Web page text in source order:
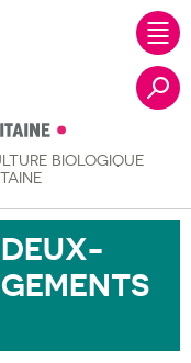
BIOLOGIQUE
DEUX-